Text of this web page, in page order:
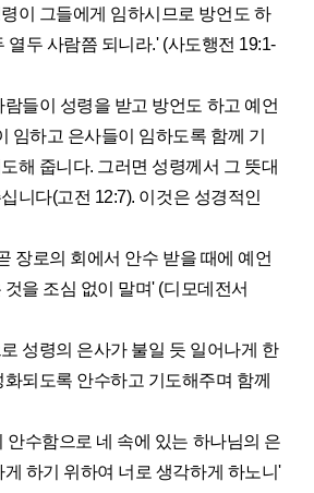
이 그들에게 임하시므로 방언도 하
열두 사람쯤 되니라.' (사도행전 19:1-
들이 성령을 받고 방언도 하고 예언
임하고 은사들이 임하도록 함께 기
해 줍니다. 그러면 성령께서 그 뜻대
니다(고전 12:7). 이것은 성경적인
장로의 회에서 안수 받을 때에 예언
을 조심 없이 말며' (디모데전서
성령의 은사가 불일 듯 일어나게 한
되도록 안수하고 기도해주며 함께
안수함으로 네 속에 있는 하나님의 은
하기 위하여 너로 생각하게 하노니'